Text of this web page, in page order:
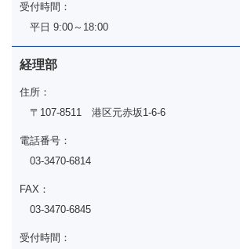
受付時間：
平日 9:00～18:00
経理部
住所：
〒107-8511 港区元赤坂1-6-6
電話番号：
03-3470-6814
FAX：
03-3470-6845
受付時間：